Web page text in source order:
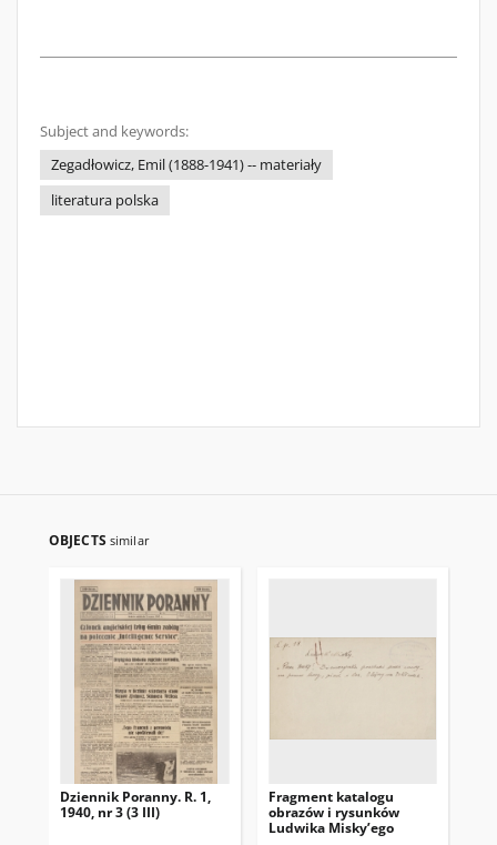
Subject and keywords:
Zegadłowicz, Emil (1888-1941) -- materiały
literatura polska
OBJECTS similar
Dziennik Poranny. R. 1,
1940, nr 3 (3 III)
Fragment katalogu
obrazów i rysunków
Ludwika Misky’ego